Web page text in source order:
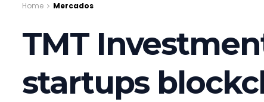
Home Mercados
TMT
startups